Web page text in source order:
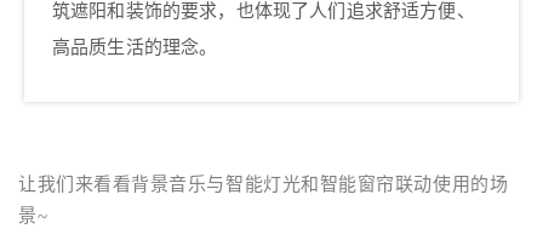
筑遮阳和装饰的要求，也体现了人们追求舒适方便、
高品质生活的理念。
让我们来看看背景音乐与智能灯光和智能窗帘联动使用的场
景~